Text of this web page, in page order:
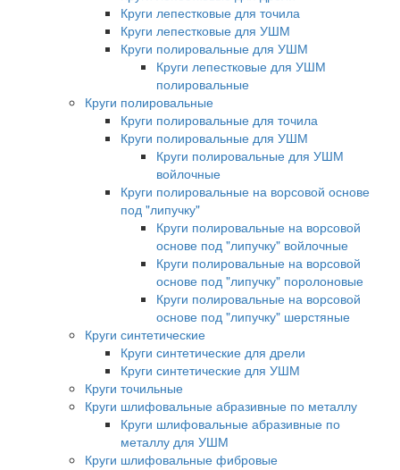
Круги лепестковые для точила
Круги лепестковые для УШМ
Круги полировальные для УШМ
Круги лепестковые для УШМ
полировальные
Круги полировальные
Круги полировальные для точила
Круги полировальные для УШМ
Круги полировальные для УШМ
войлочные
Круги полировальные на ворсовой основе
под "липучку"
Круги полировальные на ворсовой
основе под "липучку" войлочные
Круги полировальные на ворсовой
основе под "липучку" поролоновые
Круги полировальные на ворсовой
основе под "липучку" шерстяные
Круги синтетические
Круги синтетические для дрели
Круги синтетические для УШМ
Круги точильные
Круги шлифовальные абразивные по металлу
Круги шлифовальные абразивные по
металлу для УШМ
Круги шлифовальные фибровые